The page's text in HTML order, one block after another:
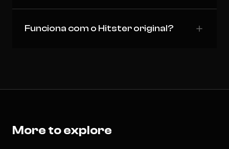
Funciona com o Hitster original?
More to explore